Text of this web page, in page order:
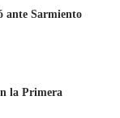
ante Sarmiento
la Primera